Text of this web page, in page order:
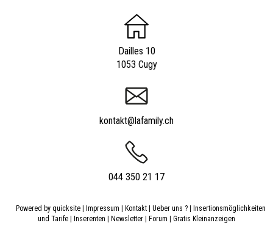
Dailles 10
1053 Cugy
kontakt@lafamily.ch
044 350 21 17
Powered by quicksite | Impressum | Kontakt| Ueber uns ?| Insertionsmöglichkeiten
und Tarife | Inserenten | Newsletter | Forum | Gratis Kleinanzeigen